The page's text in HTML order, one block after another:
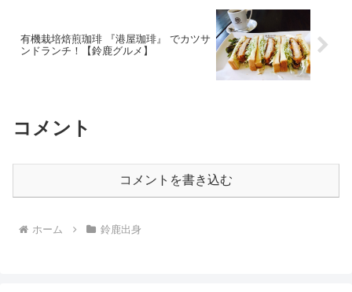
有機栽培焙煎珈琲 『港屋珈琲』 でカツサ
ンドランチ！【鈴鹿グルメ】
コメント
コメントを書き込む
ホーム 鈴鹿出身